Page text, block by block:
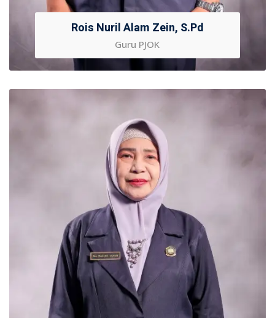
Rois Nuril Alam Zein, S.Pd
Guru PJOK